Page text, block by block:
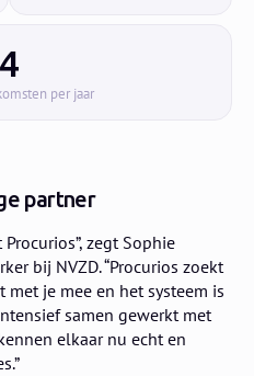
4
per jaar
partner
zegt Sophie
bij NVZD. “Procurios zoekt
je mee en het systeem is
samen gewerkt met
elkaar nu echt en